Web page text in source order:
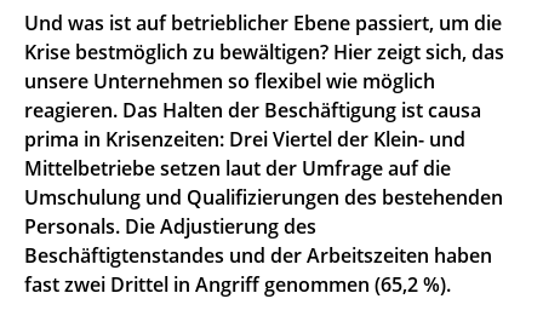
Und was ist auf betrieblicher Ebene passiert, um die
Krise bestmöglich zu bewältigen? Hier zeigt sich, das
unsere Unternehmen so flexibel wie möglich
reagieren. Das Halten der Beschäftigung ist causa
prima in Krisenzeiten: Drei Viertel der Klein- und
Mittelbetriebe setzen laut der Umfrage auf die
Umschulung und Qualifizierungen des bestehenden
Personals. Die Adjustierung des
Beschäftigtenstandes und der Arbeitszeiten haben
fast zwei Drittel in Angriff genommen (65,2 %).